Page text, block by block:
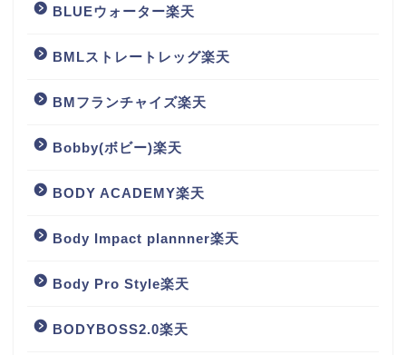
BLUEウォーター楽天
BMLストレートレッグ楽天
BMフランチャイズ楽天
Bobby(ボビー)楽天
BODY ACADEMY楽天
Body Impact plannner楽天
Body Pro Style楽天
BODYBOSS2.0楽天